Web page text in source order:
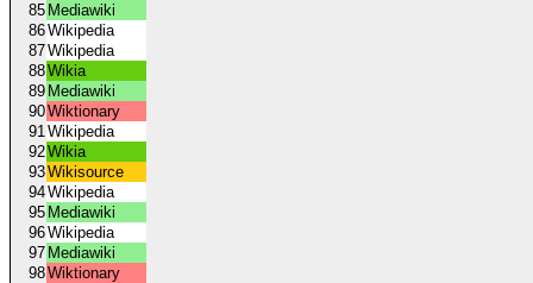
85 Mediawiki
86Wikipedia
87Wikipedia
88Wikia
89 Mediawiki
90Wiktionary
91Wikipedia
92Wikia
93Wikisource
94Wikipedia
95 Mediawiki
96Wikipedia
97 Mediawiki
98Wiktionary